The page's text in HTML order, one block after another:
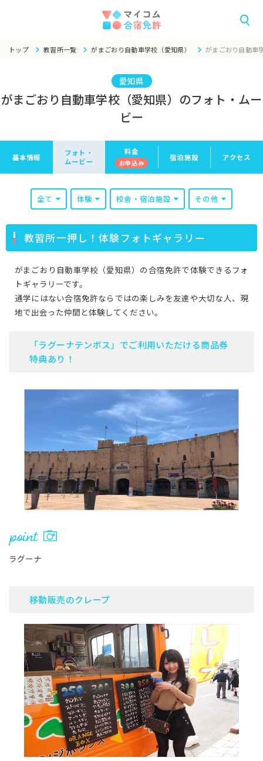
トップ 教習所一覧 がまごおり自動車学校（愛知県） がまごおり自動車
愛知県
がまごおり自動車学校（愛知県）のフォト・ムー
ビー
基本情報
フォト・
ムービー
料金
お申込み
宿泊施設 アクセス
全て 体験 校舎・宿泊施設 その他
教習所一押し！体験フォトギャラリー
がまごおり自動車学校（愛知県）の合宿免許で体験できるフォ
トギャラリーです。
通学にはない合宿免許ならではの楽しみを友達や大切な人、現
地で出会った仲間と体験してください。
「ラグーナテンボス」でご利用いただける商品券
特典あり！
ラグーナ
移動販売のクレープ